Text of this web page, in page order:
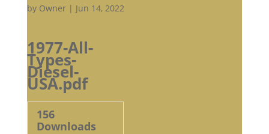
by Owner| Jun 14, 2022
1977-All-
Types-
Diesel-
USA.pdf
156
Downloads